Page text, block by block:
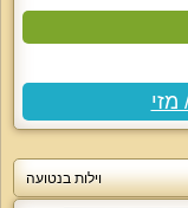
וילות בנטועה